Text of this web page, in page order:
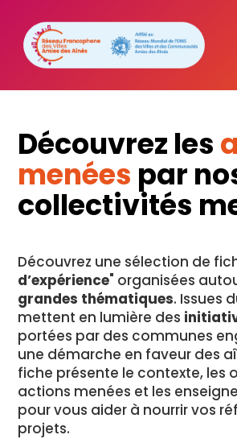
Découvrez les
menées par
collectivités
Découvrez une sélection de
d’expérience" organisées
grandes thématiques. Issues
mettent en lumière des
portées par des communes
une démarche en faveur des
fiche présente le contexte, les
actions menées et les
pour vous aider à nourrir vos
projets.